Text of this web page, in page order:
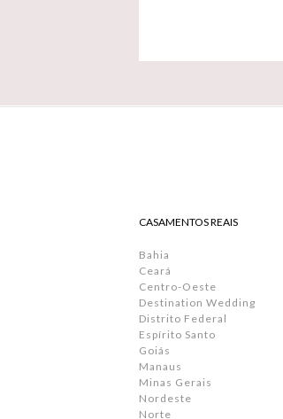
CASAMENTOS REAIS
Bahia
Ceará
Centro-Oeste
Destination Wedding
Distrito Federal
Espírito Santo
Goiás
Manaus
Minas Gerais
Nordeste
Norte